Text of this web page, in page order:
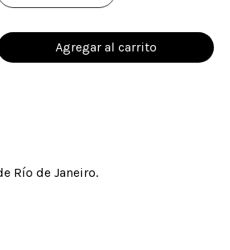
Río de Janeiro.